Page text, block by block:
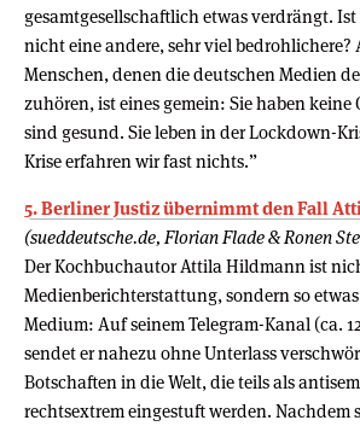
gesamtgesellschaftlich etwas verdrängt. Ist
nicht eine andere, sehr viel bedrohlichere?
Menschen, denen die deutschen Medien
zuhören, ist eines gemein: Sie haben
sind gesund. Sie leben in der Lockdown-
Krise erfahren wir fast nichts.”
5. Berliner Justiz übernimmt den Fall
(sueddeutsche.de, Florian Flade & Ronen
Der Kochbuchautor Attila Hildmann ist
Medienberichterstattung, sondern so
Medium: Auf seinem Telegram-Kanal (ca.
sendet er nahezu ohne Unterlass
Botschaften in die Welt, die teils als
rechtsextrem eingestuft werden. Nachdem